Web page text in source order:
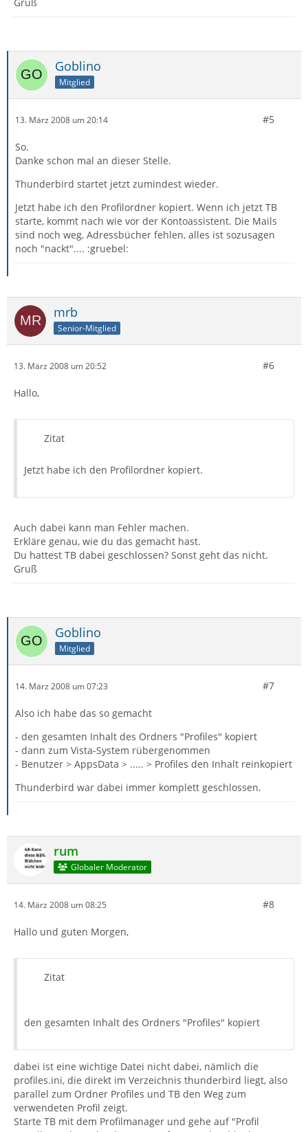
Goblino
Mitglied
13. März 2008 um 20:14 #5
So.
Danke schon mal an dieser Stelle.
Thunderbird startet jetzt zumindest wieder.
Jetzt habe ich den Profilordner kopiert. Wenn ich jetzt TB
starte, kommt nach wie vor der Kontoassistent. Die Mails
sind noch weg, Adressbücher fehlen, alles ist sozusagen
noch "nackt".... :gruebel:
mrb
Senior-Mitglied
13. März 2008 um 20:52 #6
Hallo,
Zitat
Jetzt habe ich den Profilordner kopiert.
Auch dabei kann man Fehler machen.
Erkläre genau, wie du das gemacht hast.
Du hattest TB dabei geschlossen? Sonst geht das nicht.
Gruß
Goblino
Mitglied
14. März 2008 um 07:23 #7
Also ich habe das so gemacht
- den gesamten Inhalt des Ordners "Profiles" kopiert
- dann zum Vista-System rübergenommen
- Benutzer > AppsData > ..... > Profiles den Inhalt reinkopiert
Thunderbird war dabei immer komplett geschlossen.
rum
Globaler Moderator
14. März 2008 um 08:25 #8
Hallo und guten Morgen,
Zitat
den gesamten Inhalt des Ordners "Profiles" kopiert
dabei ist eine wichtige Datei nicht dabei, nämlich die
profiles.ini, die direkt im Verzeichnis thunderbird liegt, also
parallel zum Ordner Profiles und TB den Weg zum
verwendeten Profil zeigt.
Starte TB mit dem Profilmanager und gehe auf "Profil